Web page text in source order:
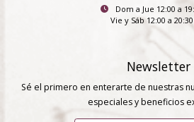
Dom a Jue 12:00 a
Vie y Sáb 12:00 a
Newsletter
Sé el primero en enterarte de nuestras
especiales y beneficios